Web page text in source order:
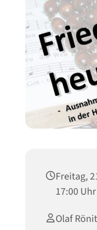
Freitag,
17:00 Uhr
Olaf